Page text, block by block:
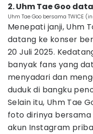
2. Uhm Tae Goo
Uhm Tae Goo bersama TWICE
Menepati janji, Uhm
datang ke konser
20 Juli 2025.
banyak fans yang
menyadari dan
duduk di bangku
Selain itu, Uhm Tae
foto dirinya bersama
akun Instagram